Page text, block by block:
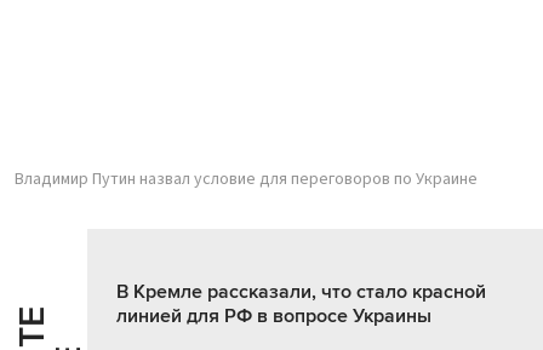
Владимир Путин назвал условие для переговоров по Украине
В Кремле рассказали, что стало красной
линией для РФ в вопросе Украины